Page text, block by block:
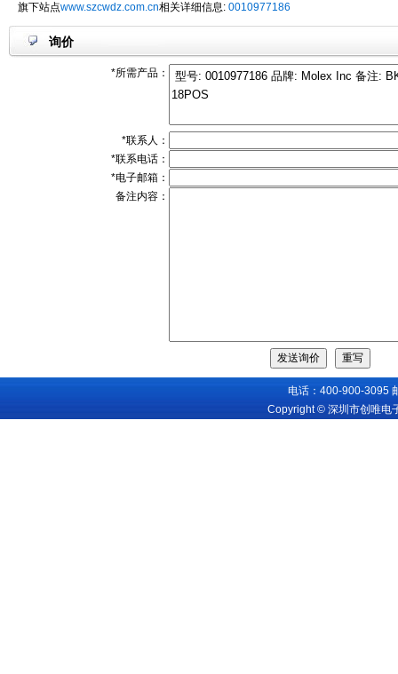
旗下站点www.szcwdz.com.cn相关详细信息: 0010977186
询价
*所需产品：
*联系人：
*联系电话：
*电子邮箱：
备注内容：
电话：400-900-3095
Copyright © 深圳市创唯电